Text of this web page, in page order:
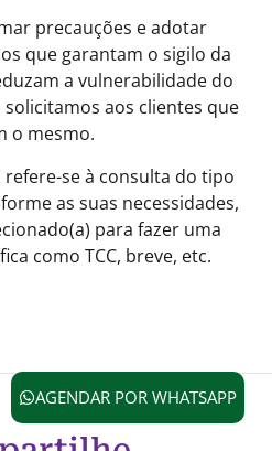
precauções e adotar
que garantam o sigilo da
a vulnerabilidade do
aos clientes que
o mesmo.
se à consulta do tipo
as suas necessidades,
para fazer uma
como TCC, breve, etc.
AGENDAR POR WHATSAPP